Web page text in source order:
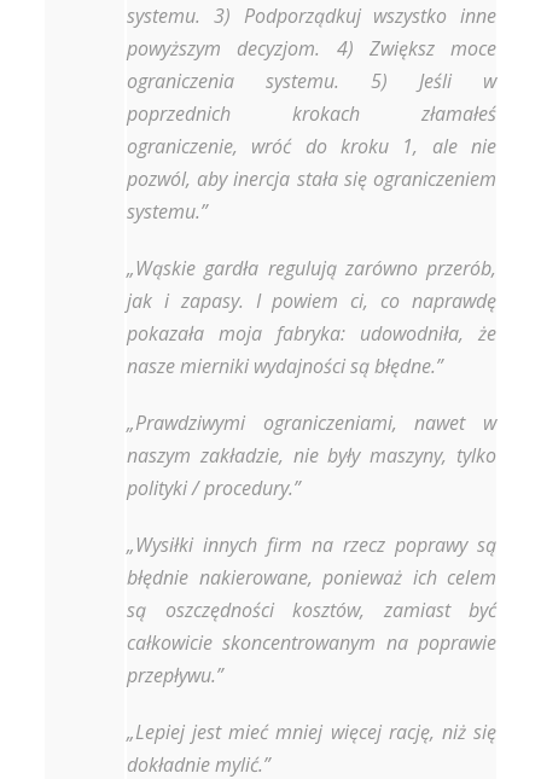
systemu. 3) Podporządkuj wszystko inne
powyższym decyzjom. 4) Zwiększ moce
ograniczenia systemu. 5) Jeśli w
poprzednich krokach złamałeś
ograniczenie, wróć do kroku 1, ale nie
pozwól, aby inercja stała się ograniczeniem
systemu.”
„Wąskie gardła regulują zarówno przerób,
jak i zapasy. I powiem ci, co naprawdę
pokazała moja fabryka: udowodniła, że
nasze mierniki wydajności są błędne.”
„Prawdziwymi ograniczeniami, nawet w
naszym zakładzie, nie były maszyny, tylko
polityki / procedury.”
„Wysiłki innych firm na rzecz poprawy są
błędnie nakierowane, ponieważ ich celem
są oszczędności kosztów, zamiast być
całkowicie skoncentrowanym na poprawie
przepływu.”
„Lepiej jest mieć mniej więcej rację, niż się
dokładnie mylić.”